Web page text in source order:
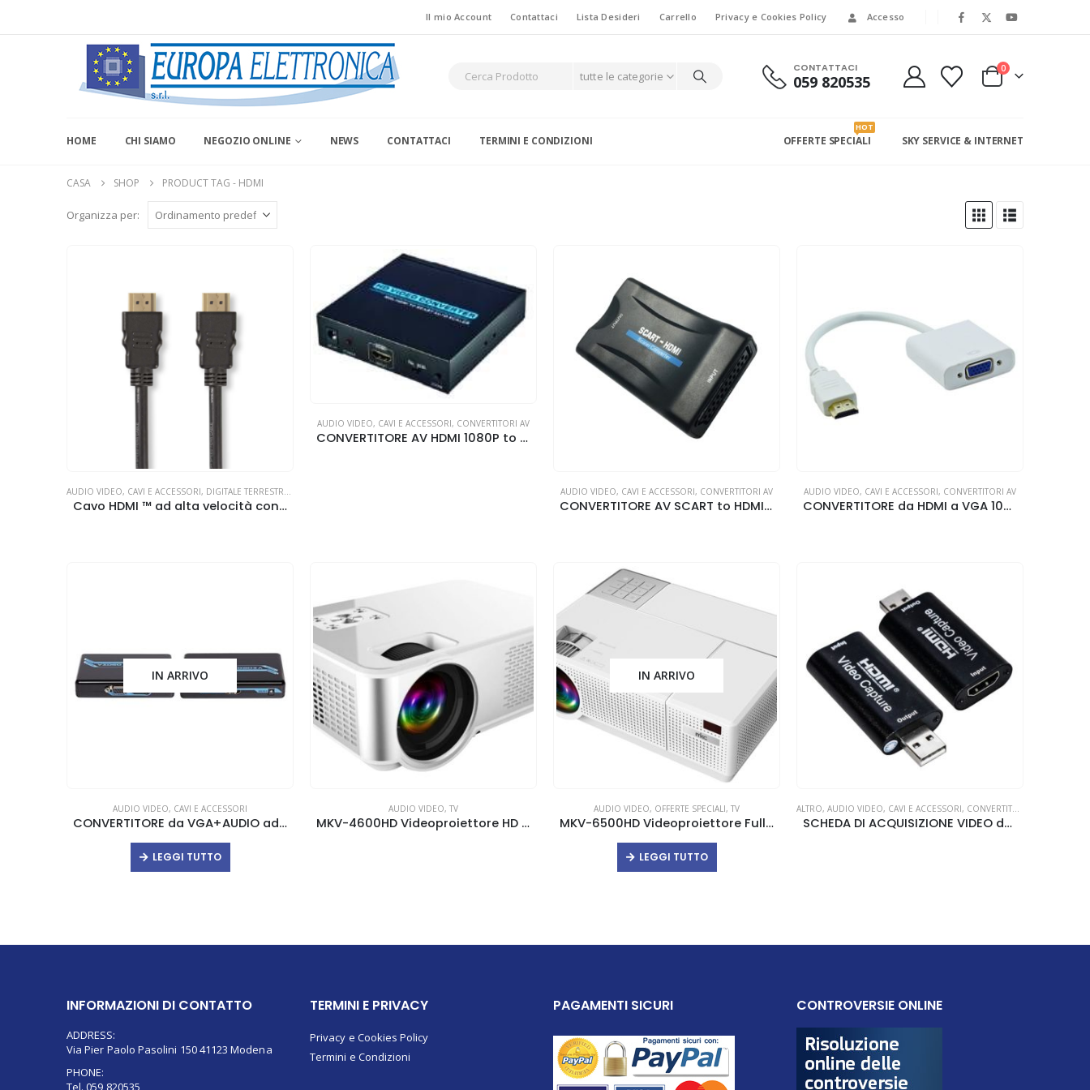
Il mio Account Contattaci Lista Desideri Carrello Privacy e Cookies Policy Accesso
tutte le categorie
CONTATTACI
059 820535
0
HOME CHI SIAMO NEGOZIO ONLINE NEWS CONTATTACI TERMINI E CONDIZIONI OFFERTE SPECIALI
HOT
SKY SERVICE & INTERNET
CASA SHOP PRODUCT TAG - HDMI
Organizza per:
AUDIO VIDEO, CAVI E ACCESSORI, DIGITALE TERRESTRE ,
Cavo HDMI ™ ad alta velocità con Ethernet 1.50 m
AUDIO VIDEO, CAVI E ACCESSORI, CONVERTITORI AV
CONVERTITORE AV HDMI 1080P to SCART Elcart
AUDIO VIDEO, CAVI E ACCESSORI, CONVERTITORI AV
CONVERTITORE AV SCART to HDMI GBC
AUDIO VIDEO, CAVI E ACCESSORI, CONVERTITORI AV
CONVERTITORE da HDMI a VGA 1080P Life
IN ARRIVO
AUDIO VIDEO, CAVI E ACCESSORI
CONVERTITORE da VGA+AUDIO ad HDMI Life
LEGGI TUTTO
AUDIO VIDEO, TV
MKV-4600HD Videoproiettore HD 720p LED 4600 Lumen
IN ARRIVO
AUDIO VIDEO, OFFERTE SPECIALI, TV
MKV-6500HD Videoproiettore Full-HD 1080p LED 6500 Lumen
LEGGI TUTTO
ALTRO, AUDIO VIDEO, CAVI E ACCESSORI, CONVERTITORI AV
SCHEDA DI ACQUISIZIONE VIDEO da HDMI a USB 1080P Life
INFORMAZIONI DI CONTATTO
ADDRESS:
Via Pier Paolo Pasolini 150 41123 Modena
PHONE:
Tel. 059 820535
TERMINI E PRIVACY
Privacy e Cookies Policy
Termini e Condizioni
PAGAMENTI SICURI CONTROVERSIE ONLINE